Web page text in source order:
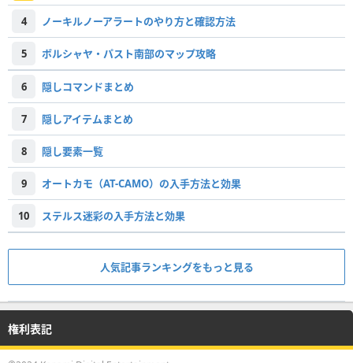
4 ノーキルノーアラートのやり方と確認方法
5 ボルシャヤ・パスト南部のマップ攻略
6 隠しコマンドまとめ
7 隠しアイテムまとめ
8 隠し要素一覧
9 オートカモ（AT-CAMO）の入手方法と効果
10 ステルス迷彩の入手方法と効果
人気記事ランキングをもっと見る
権利表記